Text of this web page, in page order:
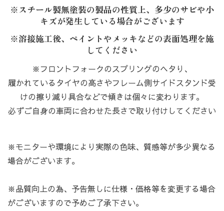
※スチール製無塗装の製品の性質上、多少のサビや小
キズが発生している場合がございます
※溶接施工後、ペイントやメッキなどの表面処理を施
してください
※フロントフォークのスプリングのヘタり、
履かれているタイヤの高さやフレーム側サイドスタンド受
けの擦り減り具合などで傾きは個々に変わります。
必ずご自身の車両に合わせた長さで取り付けしてください
※モニターや環境により実際の色味、質感等が多少異なる
場合がございます。
※品質向上の為、予告無しに仕様・価格等を変更する場合
がございますので予めご了承下さい。